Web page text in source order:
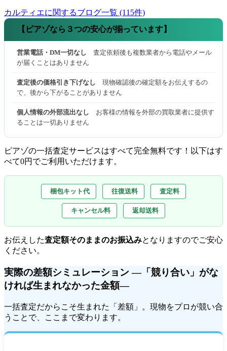
カルティエに関するブログ一覧 (115件)
【ピアゾなら３つの安心が揃っています】
営業電話・DM一切なし 査定依頼後も複数業者から電話やメール
が届くことはありません
査定後の価格引き下げなし 現物確認後の確定額をお伝えするの
で、後から下がることがありません
個人情報の外部流出なし お客様の情報を外部の買取業者に提供す
ることは一切ありません
ピアゾの一括査定サービスはすべて完全無料です！以下はす
べて0円でご利用いただけます。
梱包キット代 往復送料 査定料
キャンセル料 返却送料
お伝えした査定額そのままのお振込みとなりますのでご安心
ください。
実際の差額シミュレーション ―「競り合い」がな
ければ生まれなかった金額―
一括査定だからこそ生まれた「差額」。現物をプロが競い合
うことで、ここまで変わります。